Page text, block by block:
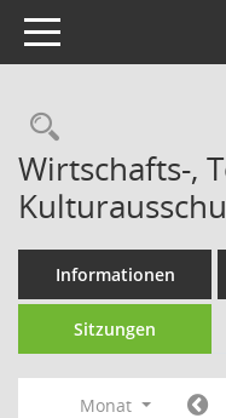
Toggle navigation
Wirtschafts-,
Informationen
Sitzungen
Monat